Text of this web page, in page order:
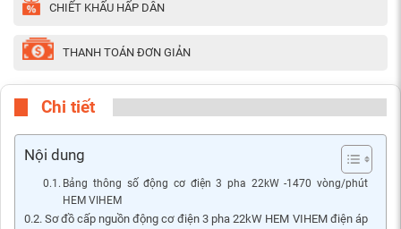
CHIẾT KHẤU HẤP DẪN
THANH TOÁN ĐƠN GIẢN
Chi tiết
Nội dung
Bảng thông số động cơ điện 3 pha 22kW -1470 vòng/phút
HEM VIHEM
Sơ đồ cấp nguồn động cơ điện 3 pha 22kW HEM VIHEM điện áp